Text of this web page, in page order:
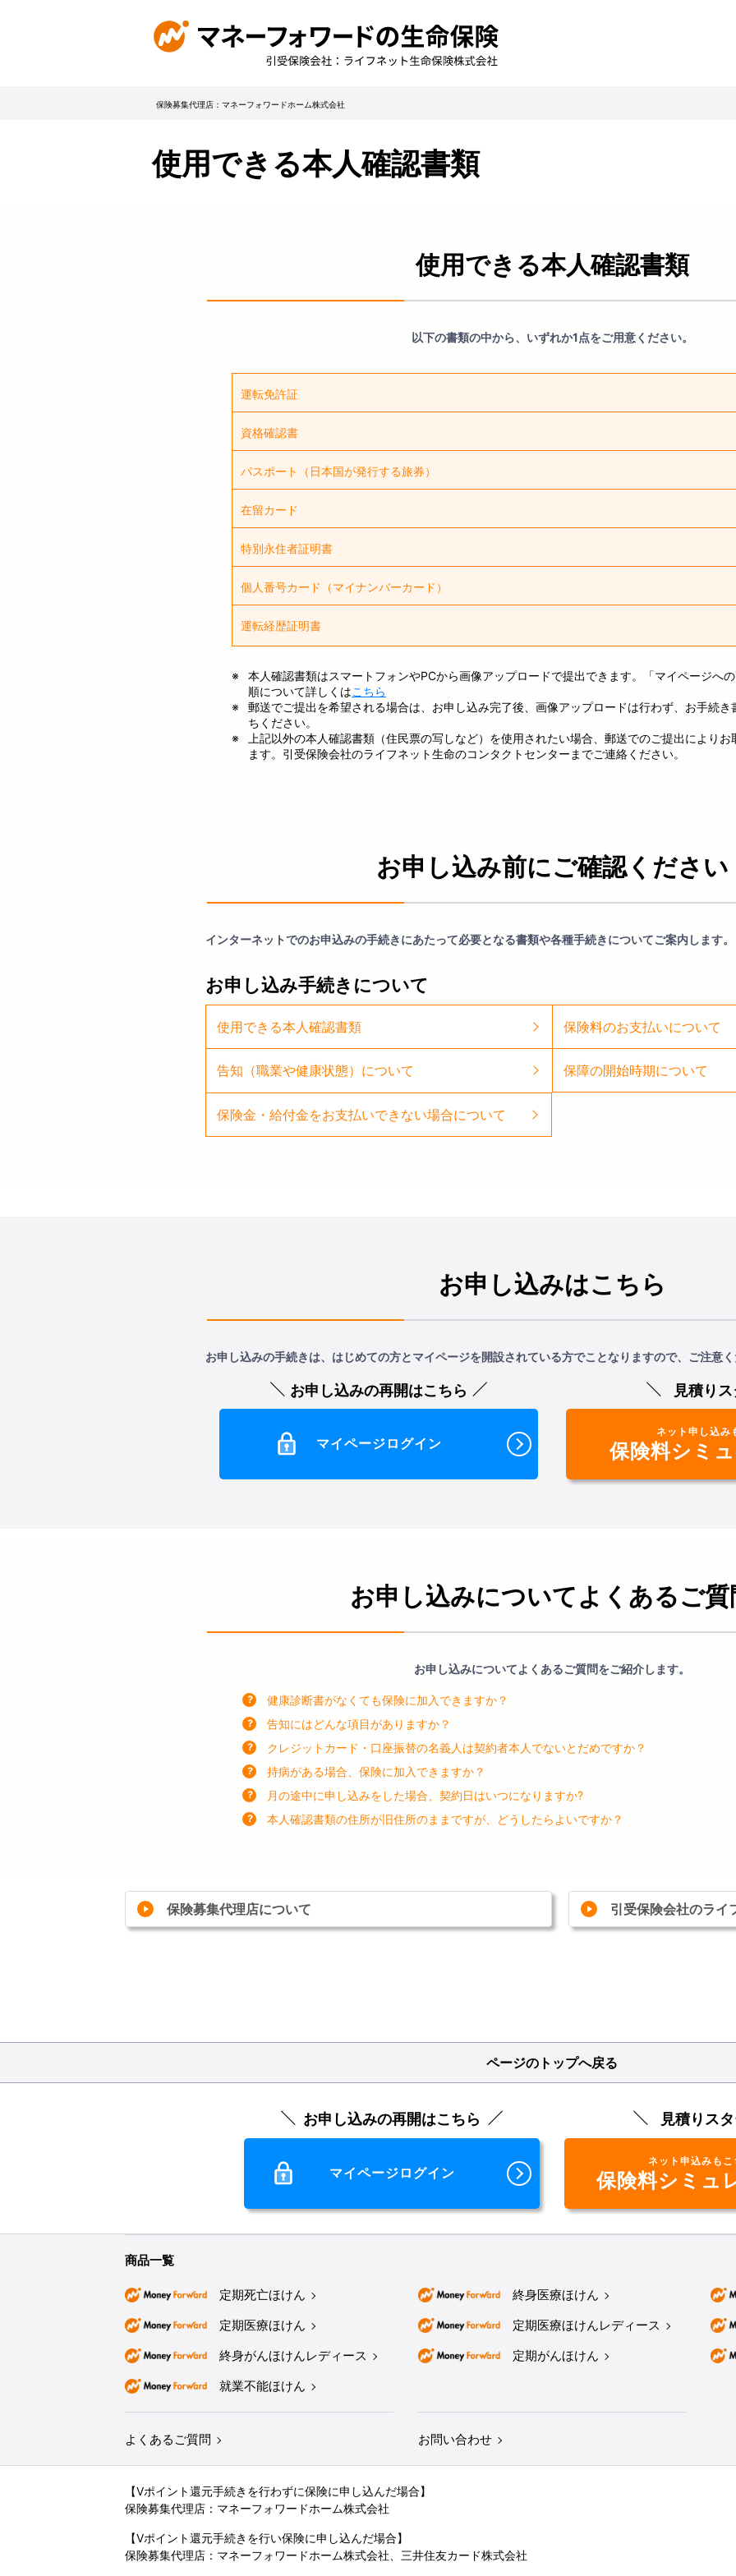
保険募集代理店：マネーフォワードホーム株式会社
使用できる本人確認書類
使用できる本人確認書類
以下の書類の中から、いずれか1点をご用意ください。
運転免許証
裏面
注意点
氏名、住所、生年月日が申し込み内容と同じであることを確認してください。
資格確認書
必要な箇所
生年月日記載面
注意点 : 資格確認書
「記号」「番号」「保険者番号」「二次元コード・QRコード（記載がある場合
前にマスキングテープや紙などで隠して撮影してください。コピーを提出する
所を塗りつぶしてご提出ください。
QRコードは株式会社デンソーウェーブの登録商標です。
パスポート（日本国が発行する旅券）
住所記載面
生年月日記載面
人記入欄がないため、ご利用が
注意点
有効期間内であることを確認してください。
日本国政府が発行する旅券（パスポート）に限ります。
在留カード
裏面
注意点
有効期間内であることを確認してください。
特別永住者証明書
必要な箇所
裏面
注意点
氏名、住所、生年月日が申し込み内容と同じであることを確認してください。
個人番号カード（マイナンバーカード）
注意点
ださい。
氏名、住所、生年月日が申し込み内容と同じであることを確認してください。
運転経歴証明書
表面
裏面
2012年（平成24年）4月1日
本人確認書類はスマートフォンやPCから画像アップロードで提出できます。「マイページへ
順について詳しくはこちら
郵送でご提出を希望される場合は、お申し込み完了後、画像アップロードは行わず、お手続
ちください。
上記以外の本人確認書類（住民票の写しなど）を使用されたい場合、郵送でのご提出により
ます。引受保険会社のライフネット生命のコンタクトセンターまでご連絡ください。
お申し込み前にご確認ください
インターネットでのお申込みの手続きにあたって必要となる書類や各種手続きについてご案内します。
お申し込み手続きについて
使用できる本人確認書類 保険料のお支払いについて
告知（職業や健康状態）について 保障の開始時期について
保険金・給付金をお支払いできない場合について
お申し込みはこちら
お申し込みの手続きは、はじめての方とマイページを開設されている方でことなりますので、ご注意
見積り
ネット申し込み
保険料シミ
お申し込みの再開はこちら
マイページログイン
お申し込みについてよくあるご質
お申し込みについてよくあるご質問をご紹介します。
健康診断書がなくても保険に加入できますか？
告知にはどんな項目がありますか？
クレジットカード・口座振替の名義人は契約者本人でないとだめですか？
持病がある場合、保険に加入できますか？
月の途中に申し込みをした場合、契約日はいつになりますか?
本人確認書類の住所が旧住所のままですが、どうしたらよいですか？
保険募集代理店について 引受保険会社のライ
ページのトップへ戻る
お申し込みの再開はこちら
マイページログイン
見積りス
ネット申込みも
保険料シミュ
商品一覧
定期死亡ほけん
定期医療ほけん
終身がんほけんレディース
就業不能ほけん
終身医療ほけん
定期医療ほけんレディース
定期がんほけん
よくあるご質問 お問い合わせ
【Vポイント還元手続きを行わずに保険に申し込んだ場合】
保険募集代理店：マネーフォワードホーム株式会社
【Vポイント還元手続きを行い保険に申し込んだ場合】
保険募集代理店：マネーフォワードホーム株式会社、三井住友カード株式会社